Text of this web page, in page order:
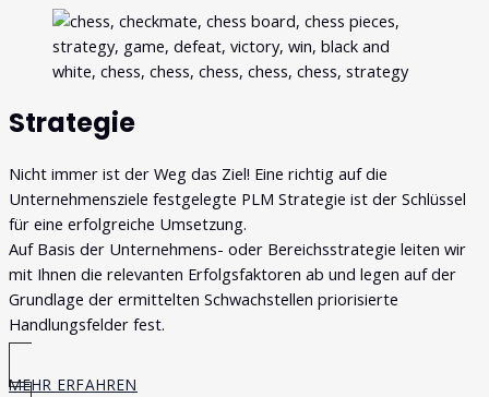
Strategie
Nicht immer ist der Weg das Ziel! Eine richtig auf die
Unternehmensziele festgelegte PLM Strategie ist der Schlüssel
für eine erfolgreiche Umsetzung.
Auf Basis der Unternehmens- oder Bereichsstrategie leiten wir
mit Ihnen die relevanten Erfolgsfaktoren ab und legen auf der
Grundlage der ermittelten Schwachstellen priorisierte
Handlungsfelder fest.
MEHR ERFAHREN